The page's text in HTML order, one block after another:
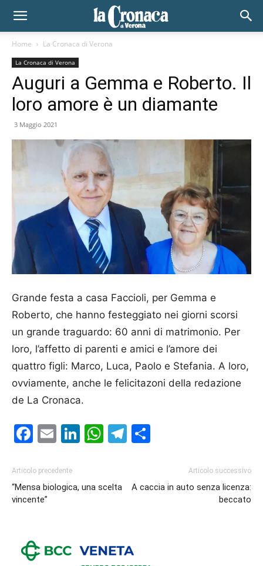
Home La Cronaca di Verona
La Cronaca di Verona
Auguri a Gemma e Roberto. Il
loro amore è un diamante
3 Maggio 2021
Grande festa a casa Faccioli, per Gemma e
Roberto, che hanno festeggiato nei giorni scorsi
un grande traguardo: 60 anni di matrimonio. Per
loro, l’affetto di parenti e amici e l’amore dei
quattro figli: Marco, Luca, Paolo e Stefania. A loro,
ovviamente, anche le felicitazoni della redazione
de La Cronaca.
Facebook
EmailLinkedIn
WhatsApp
Telegram
Articolo precedente
“Mensa biologica, una scelta
vincente”
Articolo successivo
A caccia in auto senza licenza:
beccato